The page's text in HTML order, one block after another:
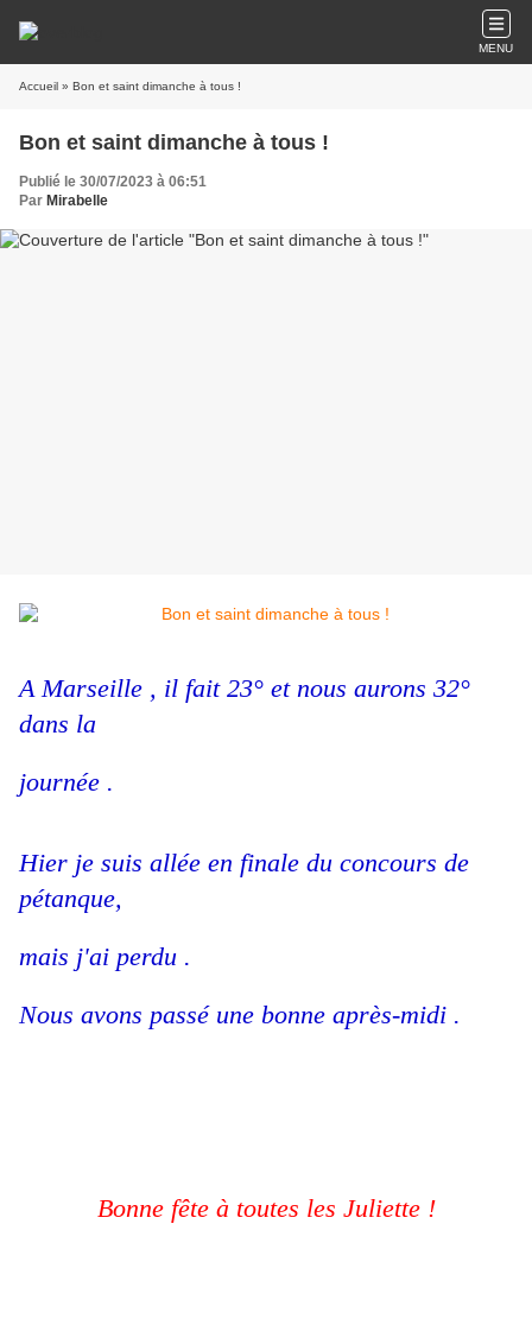
MENU
Accueil » Bon et saint dimanche à tous !
Bon et saint dimanche à tous !
Publié le 30/07/2023 à 06:51
Par Mirabelle
A Marseille , il fait 23° et nous aurons 32°
dans la
journée .
Hier je suis allée en finale du concours de
pétanque,
mais j'ai perdu .
Nous avons passé une bonne après-midi .
Bonne fête à toutes les Juliette !